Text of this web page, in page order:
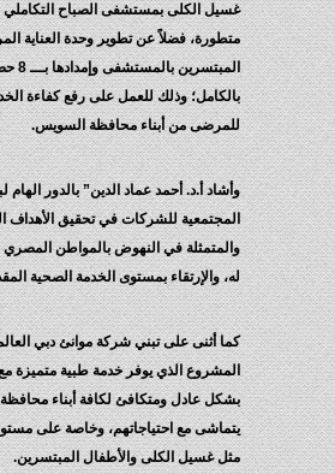
غسيل الكلى بمستشفى الصباح
متطورة، فضلاً عن تطوير وحدة العناية المركزة للأطفال
المبتسرين بالمستشفى وإمدادها بـــ 8 حضانات مجهزة
بالكامل؛ وذلك للعمل على رفع كفاءة الخدمة الطبية
للمرضى من أبناء محافظة السويس.
وأشاد أ.د. أحمد عماد الدين” بالدور الهام لبرامج
المجتمعية للشركات في تحقيق الأهداف الرئيسية
والمتمثلة في النهوض بالمواطن المصري وتوفير حياة
له، والإرتقاء بمستوى الخدمة الصحية المقدمة له.
كما أثنى على تبني شركة موانئ دبي العالمية-السخنة
المشروع الذي يوفر خدمة طبية متميزة مع ضمان
بشكل عادل ومتكافئ لكافة أبناء محافظة السويس،
يتماشى مع احتياجاتهم، وخاصة على مستوى تخصصات
مثل غسيل الكلى والأطفال المبتسرين.